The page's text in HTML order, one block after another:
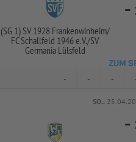
(SG 1) SV 1928 Frankenwinheim/
FC Schallfeld 1946 e.V./SV
Germania Lülsfeld
-
ZUM
- - -
SO..
-